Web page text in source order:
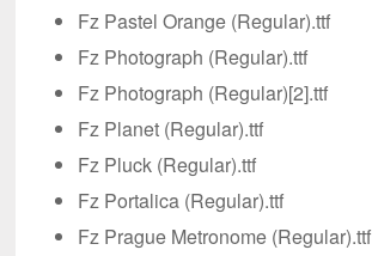
Fz Pastel Orange (Regular).ttf
Fz Photograph (Regular).ttf
Fz Photograph (Regular)[2].ttf
Fz Planet (Regular).ttf
Fz Pluck (Regular).ttf
Fz Portalica (Regular).ttf
Fz Prague Metronome (Regular).ttf